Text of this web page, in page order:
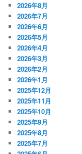
2026年8月
2026年7月
2026年6月
2026年5月
2026年4月
2026年3月
2026年2月
2026年1月
2025年12月
2025年11月
2025年10月
2025年9月
2025年8月
2025年7月